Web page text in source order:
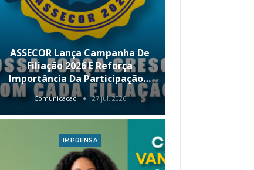
ASSECOR Lança Campanha De
Filiação 2026 E Reforça
Importância Da Participação…
Comunicacao 27 jul, 2026
IMPRENSA